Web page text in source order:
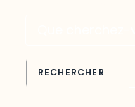
RECHERCHER